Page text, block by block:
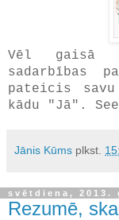
Vēl gaisā
sadarbības
pateicis
kādu "Jā".
Jānis Kūms plkst.
svētdiena, 2013.
Rezumē,